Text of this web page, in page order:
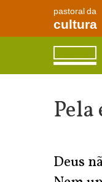
pastoral da
cultura
Deus